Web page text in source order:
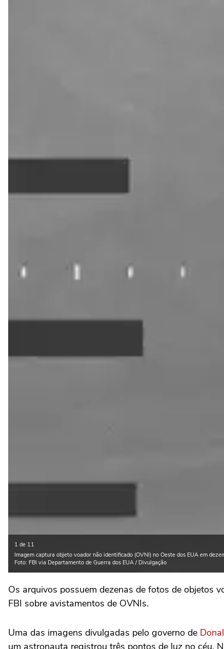
1 de 11
Imagem captura objeto voador não identificado (OVNI) no Oeste dos EUA em
Foto: FBI via Departamento de Guerra dos EUA / Divulgação
Os arquivos possuem dezenas de fotos de objetos
FBI sobre avistamentos de OVNIs.
Uma das imagens divulgadas pelo governo de